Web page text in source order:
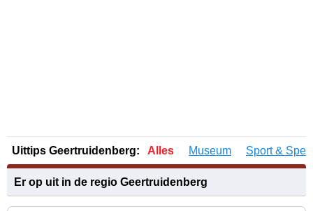
Uittips Geertruidenberg: Alles Museum Sport & Spel
Er op uit in de regio Geertruidenberg